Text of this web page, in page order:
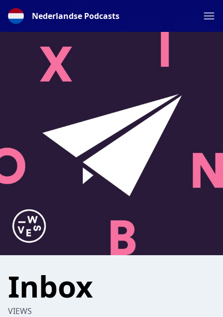
Nederlandse Podcasts
Inbox
VIEWS